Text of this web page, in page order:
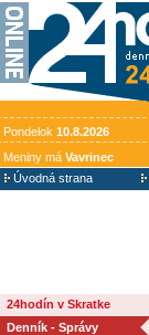
Pondelok 10.8.2026
Meniny má Vavrinec
Úvodná strana
24hodín v Skratke
Denník - Správy